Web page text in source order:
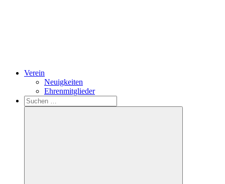
Verein
Neuigkeiten
Ehrenmitglieder
Search
Suchen
nach: